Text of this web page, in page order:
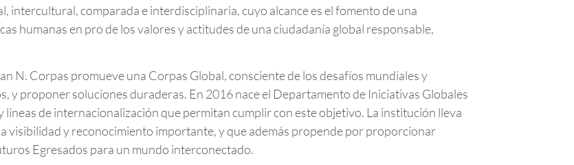
intercultural, comparada e interdisciplinaria, cuyo alcance es el fomento de una
humanas en pro de los valores y actitudes de una ciudadanía global responsable,
N. Corpas promueve una Corpas Global, consciente de los desafíos mundiales y
y proponer soluciones duraderas. En 2016 nace el Departamento de Iniciativas Globales
de internacionalización que permitan cumplir con este objetivo. La institución lleva
visibilidad y reconocimiento importante, y que además propende por proporcionar
Egresados para un mundo interconectado.